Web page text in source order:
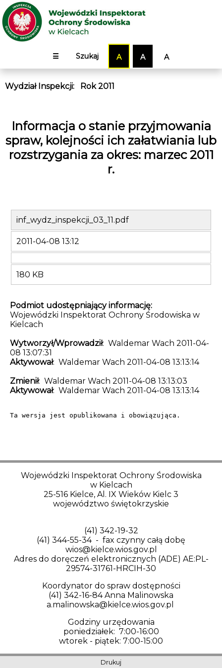
☰ Szukaj A A A
Wydział Inspekcji: Rok 2011
Informacja o stanie przyjmowania
spraw, kolejności ich załatwiania lub
rozstrzygania za okres: marzec 2011
r.
inf_wydz_inspekcji_03_11.pdf
2011-04-08 13:12
180 KB
Podmiot udostępniający informację:
Wojewódzki Inspektorat Ochrony Środowiska w
Kielcach
Wytworzył/Wprowadził: Waldemar Wach 2011-04-
08 13:07:31
Aktywował: Waldemar Wach 2011-04-08 13:13:14
Zmienił: Waldemar Wach 2011-04-08 13:13:03
Aktywował: Waldemar Wach 2011-04-08 13:13:14
Ta wersja jest opublikowana i obowiązująca.
Wojewódzki Inspektorat Ochrony Środowiska
w Kielcach
25-516 Kielce, Al. IX Wieków Kielc 3
województwo świętokrzyskie
(41) 342-19-32
(41) 344-55-34 - fax czynny całą dobę
wios@kielce.wios.gov.pl
Adres do doręczeń elektronicznych (ADE) AE:PL-
29574-31761-HRCIH-30
Koordynator do spraw dostępności
(41) 342-16-84 Anna Malinowska
a.malinowska@kielce.wios.gov.pl
Godziny urzędowania
poniedziałek: 7:00-16:00
wtorek - piątek: 7:00-15:00
Drukuj